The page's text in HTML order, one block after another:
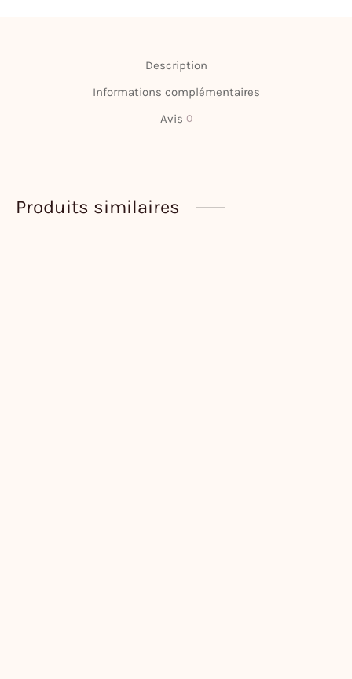
Description
Informations complémentaires
Avis 0
Produits similaires